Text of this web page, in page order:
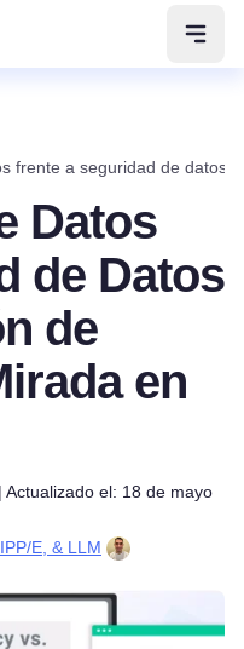
Abrir
frente a seguridad de datos
Datos
de Datos
de
en
| Actualizado el: 18 de mayo
E, & LLM